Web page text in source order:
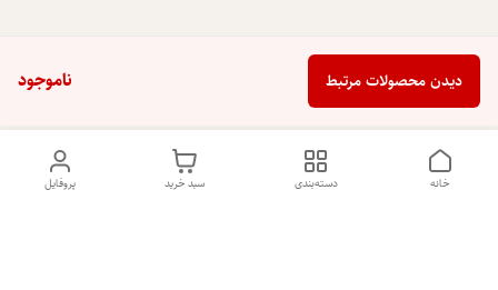
ناموجود دیدن محصولات مرتبط
پروفایل سبد خرید دسته‌بندی خانه